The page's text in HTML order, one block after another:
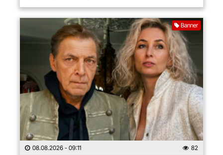
Banner
08.08.2026 - 09:11 82